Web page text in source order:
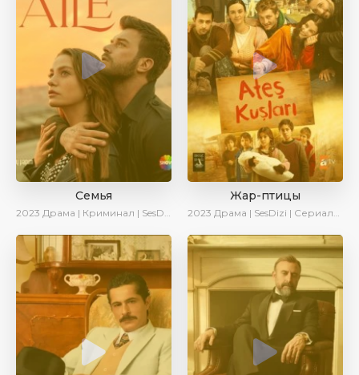
Семья
2023 Драма | Криминал | SesDizi | Ирина Котова | AveTurk | Сериалы 2023
Жар-птицы
2023 Драма | SesDizi | Сериалы 2023